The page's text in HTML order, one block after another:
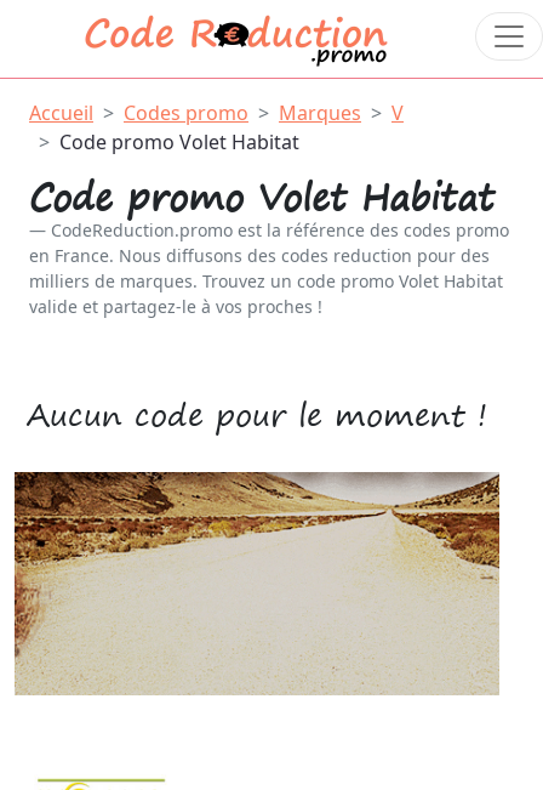
Accueil Codes promo Marques
V
Code promo Volet Habitat
Code promo Volet Habitat
CodeReduction.promo est la référence des codes promo
en France. Nous diffusons des codes reduction pour des
milliers de marques. Trouvez un code promo Volet Habitat
valide et partagez-le à vos proches !
Aucun code pour le moment !